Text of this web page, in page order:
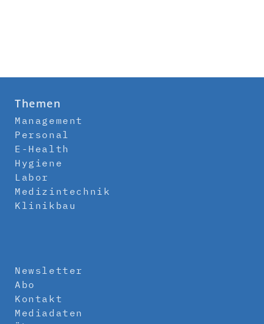
Themen
Management
Personal
E-Health
Hygiene
Labor
Medizintechnik
Klinikbau
Newsletter
Abo
Kontakt
Mediadaten